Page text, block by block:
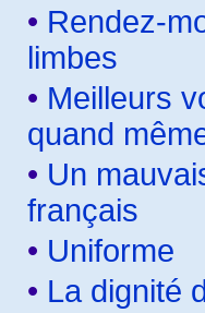
• Rendez-
limbes
• Meilleurs
quand
• Un
français
• Uniforme
• La dignité